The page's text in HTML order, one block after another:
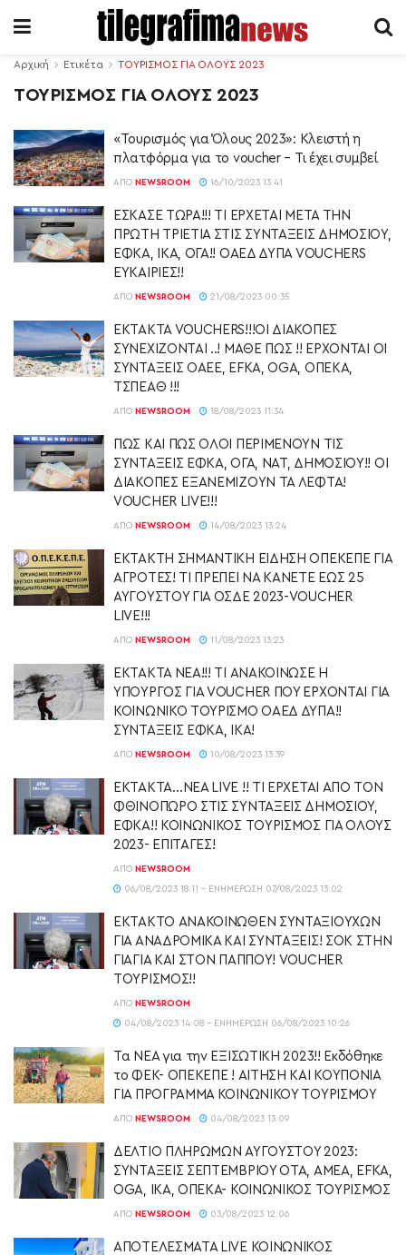
Αρχική Ετικέτα ΤΟΥΡΙΣΜΟΣ ΓΙΑ ΟΛΟΥΣ 2023
ΤΟΥΡΙΣΜΟΣ ΓΙΑ ΟΛΟΥΣ 2023
«Τουρισμός για Όλους 2023»: Κλειστή η
πλατφόρμα για το voucher – Τι έχει συμβεί
ΑΠΌ NEWSROOM 16/10/2023 13:41
ΕΣΚΑΣΕ ΤΩΡΑ!!! ΤΙ ΕΡΧΕΤΑΙ ΜΕΤΑ ΤΗΝ
ΠΡΩΤΗ ΤΡΙΕΤΙΑ ΣΤΙΣ ΣΥΝΤΑΞΕΙΣ ΔΗΜΟΣΙΟΥ,
ΕΦΚΑ, ΙΚΑ, ΟΓΑ!! ΟΑΕΔ ΔΥΠΑ VOUCHERS
ΕΥΚΑΙΡΙΕΣ!!
ΑΠΌ NEWSROOM 21/08/2023 00:35
ΕΚΤΑΚΤΑ VOUCHERS!!!ΟΙ ΔΙΑΚΟΠΕΣ
ΣΥΝΕΧΙΖΟΝΤΑΙ ..! ΜΑΘΕ ΠΩΣ !! ΕΡΧΟΝΤΑΙ ΟΙ
ΣΥΝΤΑΞΕΙΣ ΟΑΕΕ, EFKA, OGA, ΟΠΕΚΑ,
ΤΣΠΕΑΘ !!!
ΑΠΌ NEWSROOM 18/08/2023 11:34
ΠΩΣ ΚΑΙ ΠΩΣ ΟΛΟΙ ΠΕΡΙΜΕΝΟΥΝ ΤΙΣ
ΣΥΝΤΑΞΕΙΣ ΕΦΚΑ, ΟΓΑ, ΝΑΤ, ΔΗΜΟΣΙΟΥ!! ΟΙ
ΔΙΑΚΟΠΕΣ ΕΞΑΝΕΜΙΖΟΥΝ ΤΑ ΛΕΦΤΑ!
VOUCHER LIVE!!!
ΑΠΌ NEWSROOM 14/08/2023 13:24
ΕΚΤΑΚΤΗ ΣΗΜΑΝΤΙΚΗ ΕΙΔΗΣΗ ΟΠΕΚΕΠΕ ΓΙΑ
ΑΓΡΟΤΕΣ! ΤΙ ΠΡΕΠΕΙ ΝΑ ΚΑΝΕΤΕ ΕΩΣ 25
ΑΥΓΟΥΣΤΟΥ ΓΙΑ ΟΣΔΕ 2023-VOUCHER
LIVE!!!
ΑΠΌ NEWSROOM 11/08/2023 13:23
ΕΚΤΑΚΤΑ ΝΕΑ!!! ΤΙ ΑΝΑΚΟΙΝΩΣΕ Η
ΥΠΟΥΡΓΟΣ ΓΙΑ VOUCHER ΠΟΥ ΕΡΧΟΝΤΑΙ ΓΙΑ
ΚΟΙΝΩΝΙΚΟ ΤΟΥΡΙΣΜΟ ΟΑΕΔ ΔΥΠΑ!!
ΣΥΝΤΑΞΕΙΣ ΕΦΚΑ, ΙΚΑ!
ΑΠΌ NEWSROOM 10/08/2023 13:39
ΕΚΤΑΚΤΑ…ΝΕΑ LIVE !! ΤΙ ΕΡΧΕΤΑΙ ΑΠΟ ΤΟΝ
ΦΘΙΝΟΠΩΡΟ ΣΤΙΣ ΣΥΝΤΑΞΕΙΣ ΔΗΜΟΣΙΟΥ,
ΕΦΚΑ!! ΚΟΙΝΩΝΙΚΟΣ ΤΟΥΡΙΣΜΟΣ ΓΙΑ ΟΛΟΥΣ
2023- ΕΠΙΤΑΓΕΣ!
ΑΠΌ NEWSROOM
06/08/2023 18:11 - ΕΝΗΜΈΡΩΣΗ 07/08/2023 13:02
ΕΚΤΑΚΤΟ ΑΝΑΚΟΙΝΩΘΕΝ ΣΥΝΤΑΞΙΟΥΧΩΝ
ΓΙΑ ΑΝΑΔΡΟΜΙΚΑ ΚΑΙ ΣΥΝΤΑΞΕΙΣ! ΣΟΚ ΣΤΗΝ
ΓΙΑΓΙΑ ΚΑΙ ΣΤΟΝ ΠΑΠΠΟΥ! VOUCHER
ΤΟΥΡΙΣΜΟΣ!!
ΑΠΌ NEWSROOM
04/08/2023 14:08 - ΕΝΗΜΈΡΩΣΗ 06/08/2023 10:26
Τα ΝΕΑ για την ΕΞΙΣΩΤΙΚΗ 2023!! Εκδόθηκε
το ΦΕΚ- ΟΠΕΚΕΠΕ ! ΑΙΤΗΣΗ ΚΑΙ ΚΟΥΠΟΝΙΑ
ΓΙΑ ΠΡΟΓΡΑΜΜΑ ΚΟΙΝΩΝΙΚΟΥ ΤΟΥΡΙΣΜΟΥ
ΑΠΌ NEWSROOM 04/08/2023 13:09
ΔΕΛΤΙΟ ΠΛΗΡΩΜΩΝ ΑΥΓΟΥΣΤΟΥ 2023:
ΣΥΝΤΑΞΕΙΣ ΣΕΠΤΕΜΒΡΙΟΥ ΟΤΑ, ΑΜΕΑ, EFKA,
OGA, IΚΑ, ΟΠΕΚΑ- ΚΟΙΝΩΝΙΚΟΣ ΤΟΥΡΙΣΜΟΣ
ΑΠΌ NEWSROOM 03/08/2023 12:06
ΑΠΟΤΕΛΕΣΜΑΤΑ LIVE ΚΟΙΝΩΝΙΚΟΣ